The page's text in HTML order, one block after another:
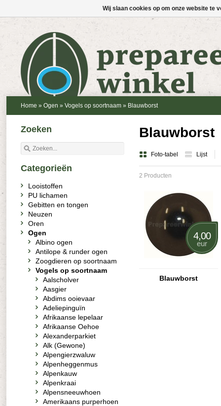
Home » Ogen » Vogels op soortnaam » Blauwborst
Blauwborst
Foto-tabel Lijst
2 Producten
4,00
eur
Blauwborst
Zoeken
Categorieën
Looistoffen
PU lichamen
Gebitten en tongen
Neuzen
Oren
Ogen
Albino ogen
Antilope & runder ogen
Zoogdieren op soortnaam
Vogels op soortnaam
Aalscholver
Aasgier
Abdims ooievaar
Adeliepinguïn
Afrikaanse lepelaar
Afrikaanse Oehoe
Alexanderparkiet
Alk (Gewone)
Alpengierzwaluw
Alpenheggenmus
Alpenkauw
Alpenkraai
Alpensneeuwhoen
Amerikaans purperhoen
Wij slaan cookies op om onze website te